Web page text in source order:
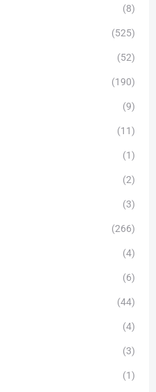
(8)
(525)
(52)
(190)
(9)
(11)
(1)
(2)
(3)
(266)
(4)
(6)
(44)
(4)
(3)
(1)